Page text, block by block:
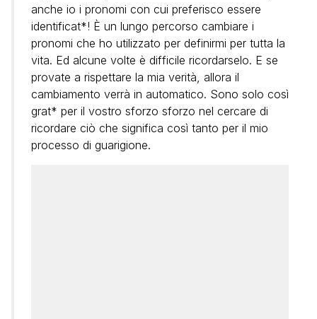
anche io i pronomi con cui preferisco essere
identificat*! È un lungo percorso cambiare i
pronomi che ho utilizzato per definirmi per tutta la
vita. Ed alcune volte è difficile ricordarselo. E se
provate a rispettare la mia verità, allora il
cambiamento verrà in automatico. Sono solo così
grat* per il vostro sforzo sforzo nel cercare di
ricordare ciò che significa così tanto per il mio
processo di guarigione.